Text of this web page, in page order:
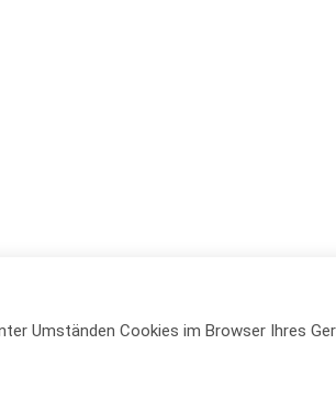
Umständen Cookies im Browser Ihres